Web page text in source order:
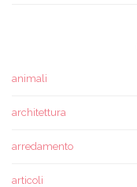
animali
architettura
arredamento
articoli